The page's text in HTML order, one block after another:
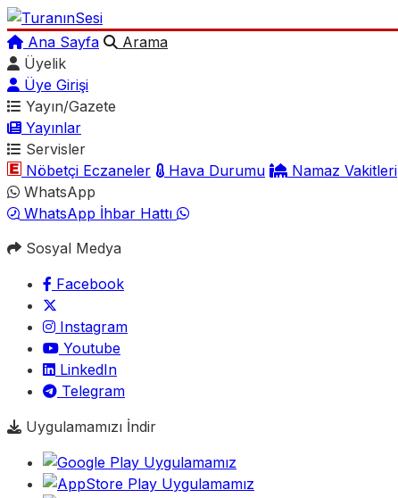
Ana Sayfa
Arama
Üyelik
Üye Girişi
Yayın/Gazete
Yayınlar
Servisler
Nöbetçi Eczaneler
Hava Durumu Namaz Vakitleri
WhatsApp
WhatsApp İhbar Hattı
Sosyal Medya
Facebook
Instagram
Youtube
LinkedIn
Telegram
Uygulamamızı İndir